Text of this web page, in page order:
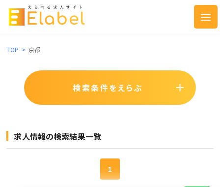
TOP > 京都
求人情報の検索結果一覧
1
検索条件をえらぶ